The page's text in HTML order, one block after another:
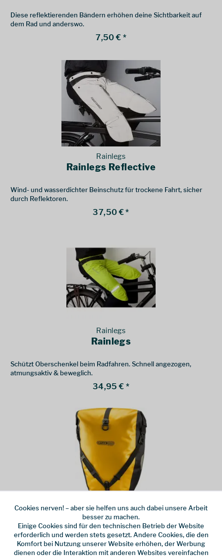
Diese reflektierenden Bändern erhöhen deine Sichtbarkeit auf
dem Rad und anderswo.
7,50 € *
Rainlegs
Rainlegs Reflective
Wind- und wasserdichter Beinschutz für trockene Fahrt, sicher
durch Reflektoren.
37,50 € *
Rainlegs
Rainlegs
Schützt Oberschenkel beim Radfahren. Schnell angezogen,
atmungsaktiv & beweglich.
34,95 € *
Ortlieb
Back-Roller
Der Back Roller von Ortlieb ist ein echter Klassiker. Regendichte
Hinterradtasche mit Rollverschluss, Schultertragegurt,
Innentasche und Reflektoren. PREIS PRO PAAR
Cookies nerven! – aber sie helfen uns auch dabei unsere Arbeit
besser zu machen.
Einige Cookies sind für den technischen Betrieb der Website
erforderlich und werden stets gesetzt. Andere Cookies, die den
Komfort bei Nutzung unserer Website erhöhen, der Werbung
dienen oder die Interaktion mit anderen Websites vereinfachen